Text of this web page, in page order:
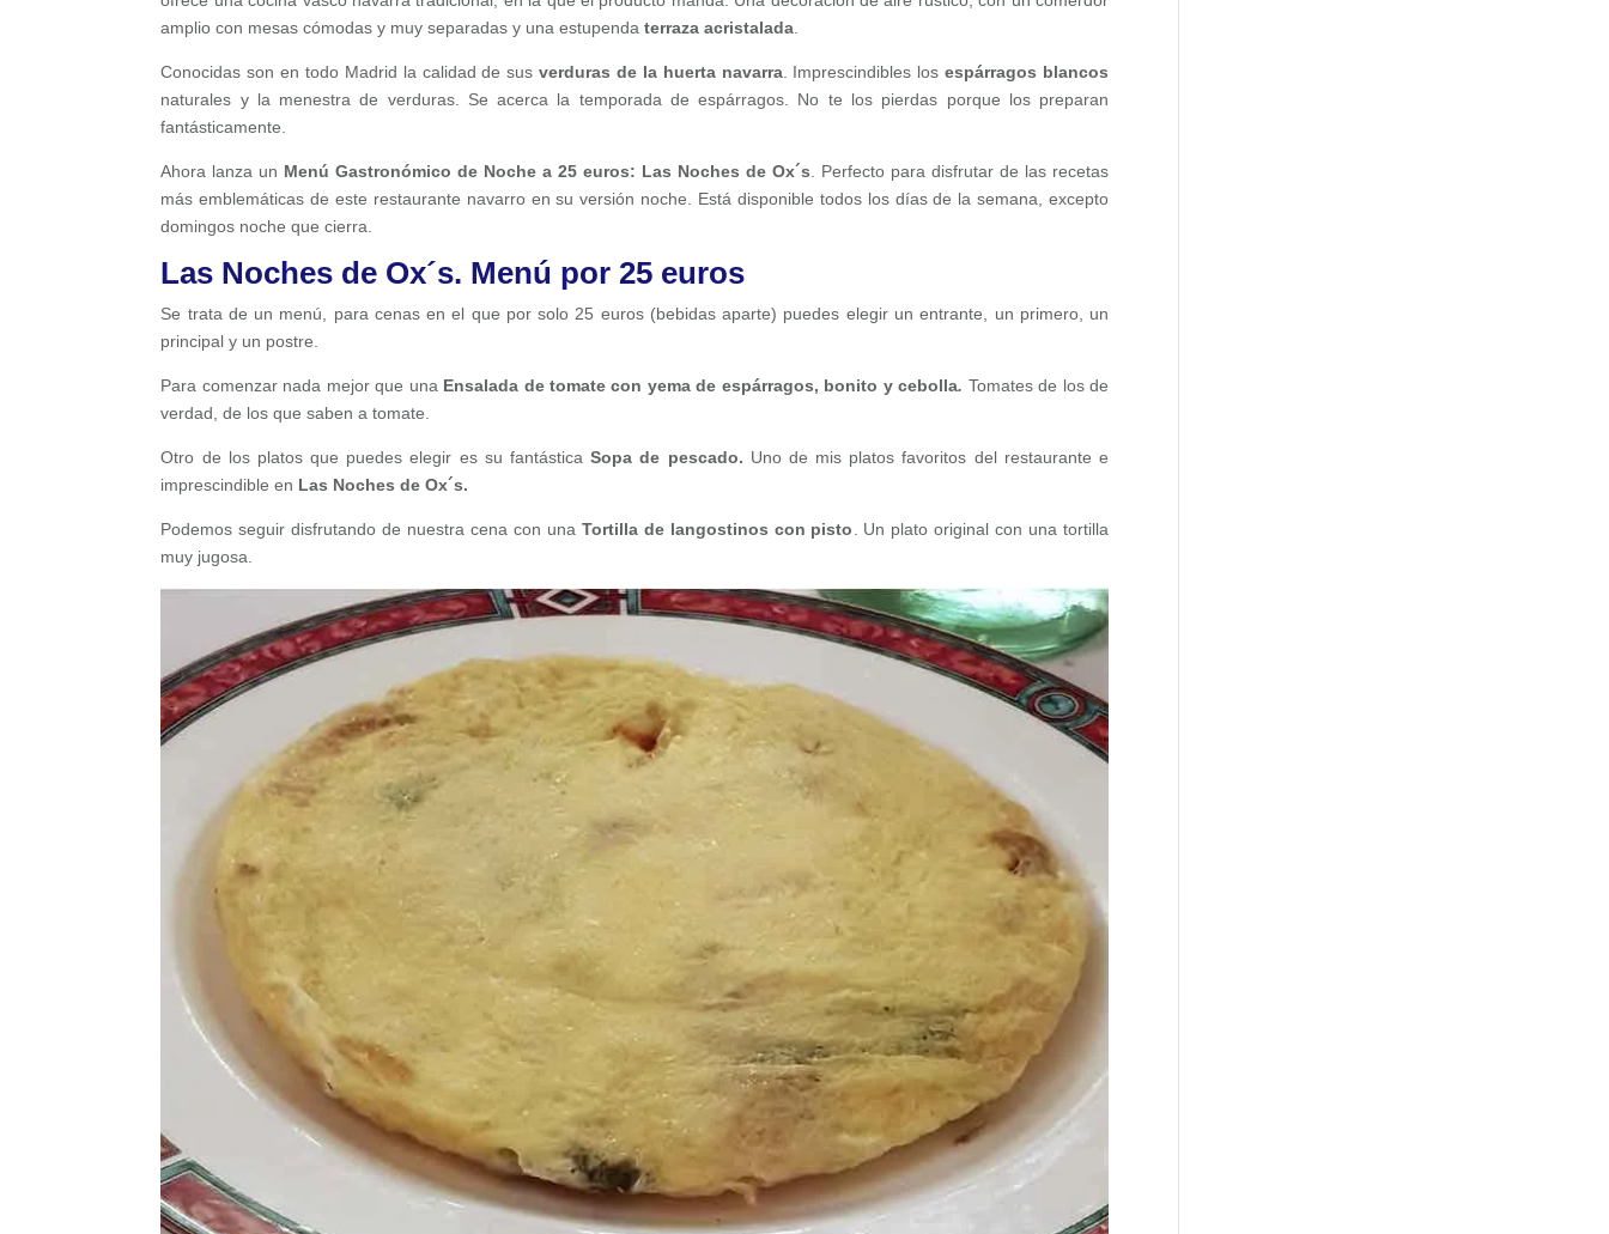
amplio con mesas cómodas y muy separadas y una estupendaterraza acristalada.
Conocidas son en todo Madrid la calidad de susverduras de la huerta navarra. Imprescindibles losespárragos blancos
naturales y la menestra de verduras. Se acerca la temporada de espárragos. No te los pierdas porque los preparan
fantásticamente.
Ahora lanza un Menú Gastronómico de Noche a 25 euros: Las Noches de Ox´s. Perfecto para disfrutar de las recetas
más emblemáticas de este restaurante navarro en su versión noche. Está disponible todos los días de la semana, excepto
domingos noche que cierra.
Las Noches de Ox´s. Menú por 25 euros
Se trata de un menú, para cenas en el que por solo 25 euros (bebidas aparte) puedes elegir un entrante, un primero, un
principal y un postre.
Para comenzar nada mejor que una Ensalada de tomate con yema de espárragos, bonito y cebolla. Tomates de los de
verdad, de los que saben a tomate.
Otro de los platos que puedes elegir es su fantásticaSopa de pescado. Uno de mis platos favoritos del restaurante e
imprescindible en Las Noches de Ox´s.
Podemos seguir disfrutando de nuestra cena con una Tortilla de langostinos con pisto. Un plato original con una tortilla
muy jugosa.